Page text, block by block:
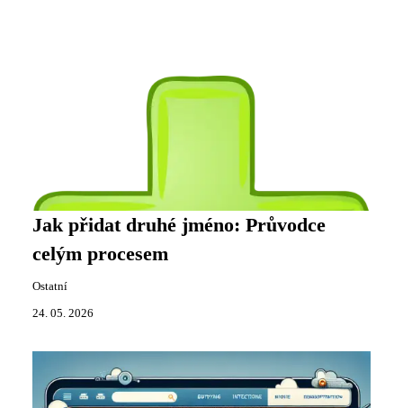
Jak přidat druhé jméno: Průvodce
celým procesem
Ostatní
24. 05. 2026